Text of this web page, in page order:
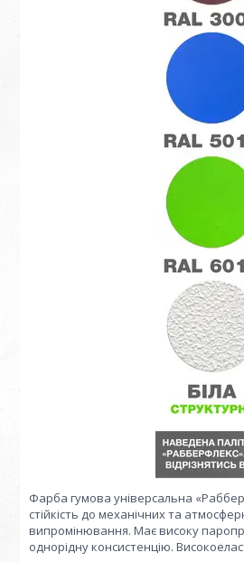
Фарба гумова універсальна
стійкість до механічних та
випромінювання. Має високу
однорідну консистенцію.